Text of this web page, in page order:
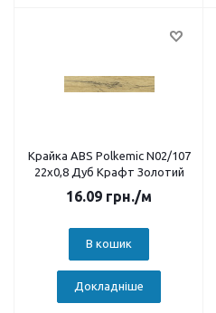
Крайка ABS Polkemic N02/107
22х0,8 Дуб Крафт Золотий
16.09 грн./м
В кошик
Докладніше